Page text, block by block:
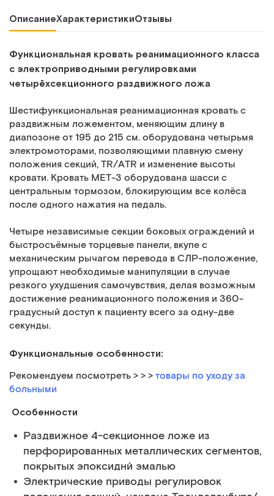
ОписаниеХарактеристикиОтзывы
Функциональная кровать реанимационного класса
с электроприводными регулировками
четырёхсекционного раздвижного ложа
Шестифункциональная реанимационная кровать с
раздвижным ложементом, меняющим длину в
диапозоне от 195 до 215 см. оборудована четырьмя
электромоторами, позволяющими плавную смену
положения секций, TR/ATR и изменение высоты
кровати. Кровать МЕТ-3 оборудована шасси с
центральным тормозом, блокирующим все колёса
после одного нажатия на педаль.
Четыре независимые секции боковых ограждений и
быстросъёмные торцевые панели, вкупе с
механическим рычагом перевода в СЛР-положение,
упрощают необходимые манипуляции в случае
резкого ухудшения самочувствия, делая возможным
достижение реанимационного положения и 360-
градусный доступ к пациенту всего за одну-две
секунды.
Функциональные особенности:
Рекомендуем посмотреть> > >товары по уходу за
больными
Особенности
Раздвижное 4-секционное ложе из
перфорированных металлических сегментов,
покрытых эпоксиднй эмалью
Электрические приводы регулировок